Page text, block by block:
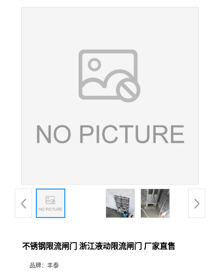
不锈钢限流闸门 浙江液动限流闸门 厂家直售
品牌： 丰泰